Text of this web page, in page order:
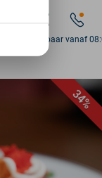
Bereikbaar vanaf
34%